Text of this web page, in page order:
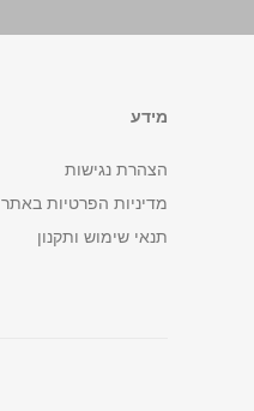
מידע
הצהרת נגישות
מדיניות הפרטיות באתר The Cook Store
תנאי שימוש ותקנון